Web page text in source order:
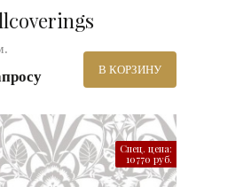
В КОРЗИНУ
Спец. цена:
10770 руб.